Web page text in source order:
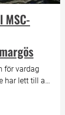
för vardag
har lett till att
den också